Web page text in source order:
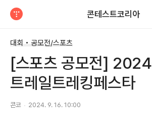
콘테스트코리아
대회 • 공모전/스포츠
[스포츠 공모전]
트레일트레킹페스타
콘코 2024. 9. 16. 10:00